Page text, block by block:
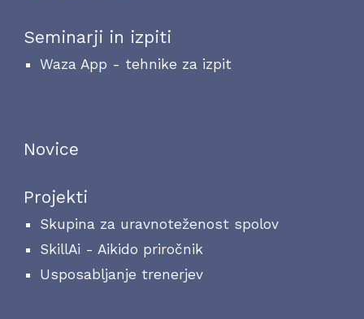
Seminarji in izpiti
Waza App - tehnike za izpit
Novice
Projekti
Skupina za uravnoteženost spolov
SkillAi - Aikido priročnik
Usposabljanje trenerjev